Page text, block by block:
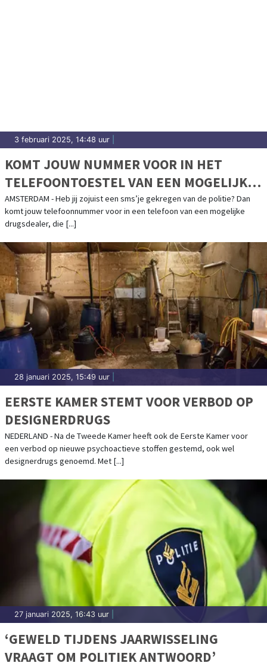
3 februari 2025, 14:48 uur
KOMT JOUW NUMMER VOOR IN HET
TELEFOONTOESTEL VAN EEN MOGELIJKE
DRUGSDEALER ?
AMSTERDAM - Heb jij zojuist een sms’je gekregen van de politie? Dan
komt jouw telefoonnummer voor in een telefoon van een mogelijke
drugsdealer, die [...]
28 januari 2025, 15:49 uur
EERSTE KAMER STEMT VOOR VERBOD OP
DESIGNERDRUGS
NEDERLAND - Na de Tweede Kamer heeft ook de Eerste Kamer voor
een verbod op nieuwe psychoactieve stoffen gestemd, ook wel
designerdrugs genoemd. Met [...]
27 januari 2025, 16:43 uur
‘GEWELD TIJDENS JAARWISSELING
VRAAGT OM POLITIEK ANTWOORD’